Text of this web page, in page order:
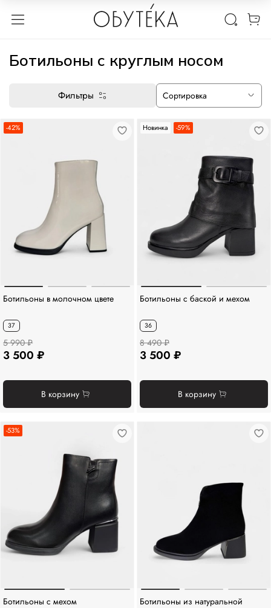
Ботильоны с круглым носом
Фильтры
-42%
Ботильоны в молочном цвете
37
5 990 ₽
3 500 ₽
В корзину
Новинка -59%
Ботильоны с баской и мехом
36
8 490 ₽
3 500 ₽
В корзину
-53%
Ботильоны с мехом
Ботильоны из натуральной